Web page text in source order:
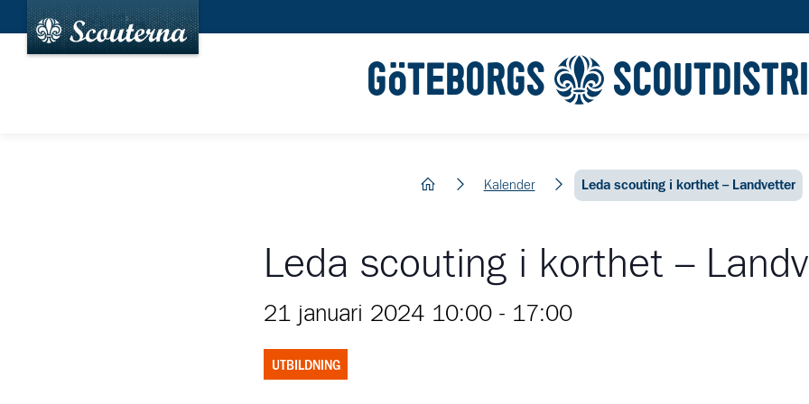
GÖTEBORGS
hem Kalender Leda scouting i korthet – Landvetter
Leda scouting i korthet –
21 januari 2024 10:00 - 17:00
UTBILDNING